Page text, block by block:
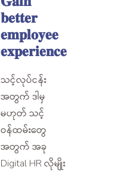
𝐛𝐞𝐭𝐭𝐞𝐫
𝐞𝐦𝐩𝐥𝐨𝐲𝐞𝐞
𝐞𝐱𝐩𝐞𝐫𝐢𝐞𝐧𝐜𝐞
သင့်လုပ်ငန်း
အတွက် ဒါမှ
မဟုတ် သင့်
ဝန်ထမ်းတွေ
အတွက် အခု
Digital HR လိုမျိုး